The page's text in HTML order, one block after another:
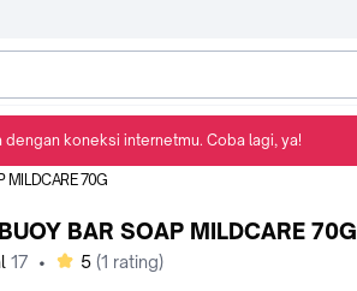
MILDCARE 70G
BAR SOAP MILDCARE 70G
17 • bintang
5 (1 rating)
koneksi internetmu. Coba lagi, ya!